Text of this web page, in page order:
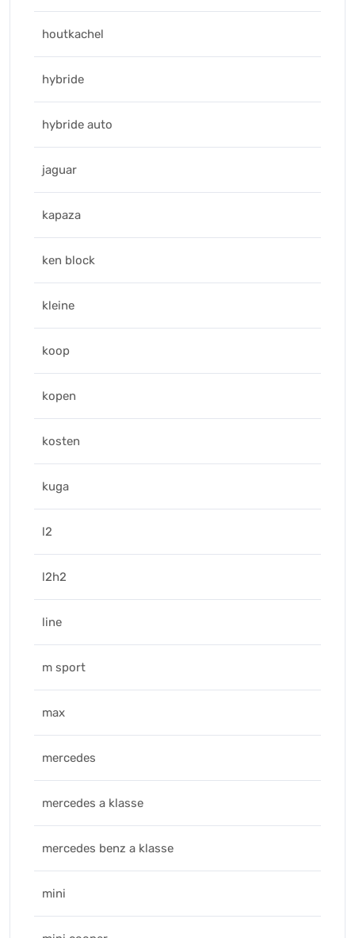
houtkachel
hybride
hybride auto
jaguar
kapaza
ken block
kleine
koop
kopen
kosten
kuga
l2
l2h2
line
m sport
max
mercedes
mercedes a klasse
mercedes benz a klasse
mini